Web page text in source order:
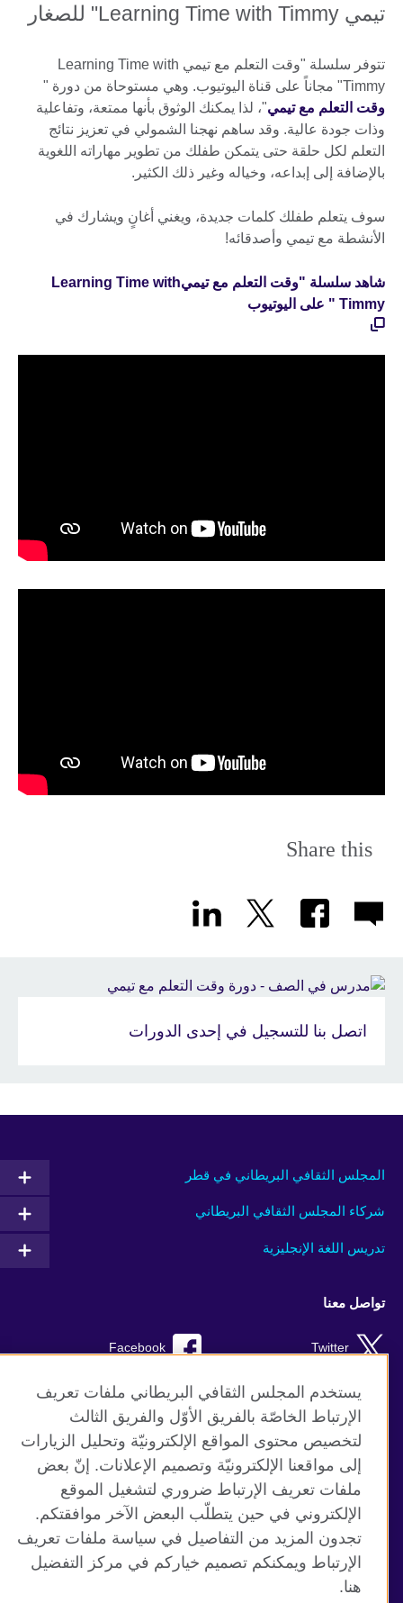
تيمي Learning Time with Timmy" للصغار
تتوفر سلسلة "وقت التعلم مع تيمي Learning Time with
Timmy" مجاناً على قناة اليوتيوب. وهي مستوحاة من دورة "
وقت التعلم مع تيمي"، لذا يمكنك الوثوق بأنها ممتعة، وتفاعلية
وذات جودة عالية. وقد ساهم نهجنا الشمولي في تعزيز نتائج
التعلم لكل حلقة حتى يتمكن طفلك من تطوير مهاراته اللغوية
بالإضافة إلى إبداعه، وخياله وغير ذلك الكثير.
سوف يتعلم طفلك كلمات جديدة، ويغني أغانٍ ويشارك في
الأنشطة مع تيمي وأصدقائه!
شاهد سلسلة "وقت التعلم مع تيميLearning Time with
Timmy " على اليوتيوب
Share this
اتصل بنا للتسجيل في إحدى الدورات
المجلس الثقافي البريطاني في قطر
شركاء المجلس الثقافي البريطاني
تدريس اللغة الإنجليزية
تواصل معنا
Facebook Twitter
Instagram RSS
TikTok
موقع المجلس الثقافي البريطاني العالمي
الخصوصية وشروط الاستخدام
ملفات تعريف الإرتباط
خريطة الموقع
يستخدم المجلس الثقافي البريطاني ملفات تعريف
الإرتباط الخاصّة بالفريق الأوّل والفريق الثالث
لتخصيص محتوى المواقع الإلكترونيّة وتحليل الزيارات
إلى مواقعنا الإلكترونيّة وتصميم الإعلانات. إنّ بعض
ملفات تعريف الإرتباط ضروري لتشغيل الموقع
الإلكتروني في حين يتطلّب البعض الآخر موافقتكم.
تجدون المزيد من التفاصيل في سياسة ملفات تعريف
الإرتباط ويمكنكم تصميم خياركم في مركز التفضيل
هنا.